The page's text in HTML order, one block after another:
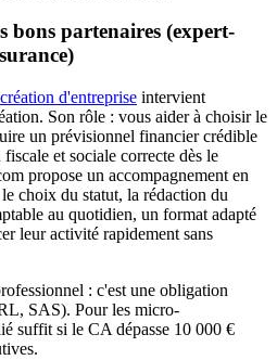
bons partenaires (expert-
d'entreprise intervient
Son rôle : vous aider à choisir le
un prévisionnel financier crédible
et sociale correcte dès le
propose un accompagnement en
choix du statut, la rédaction du
au quotidien, un format adapté
leur activité rapidement sans
: c'est une obligation
SAS). Pour les micro-
suffit si le CA dépasse 10 000 €